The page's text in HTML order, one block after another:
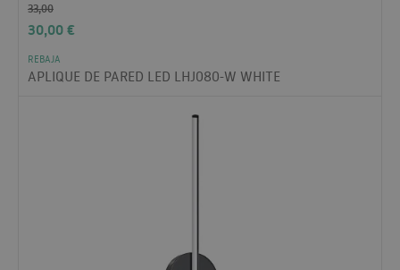
33,00
30,00€
REBAJA
APLIQUE DE PARED LED LHJ080-W WHITE